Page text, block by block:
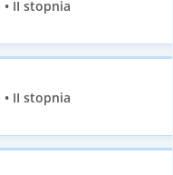
• II stopnia
• II stopnia